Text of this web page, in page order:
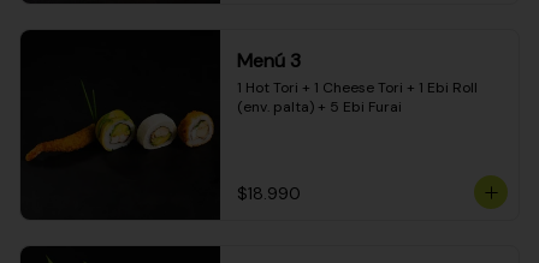
Menú 3
1 Hot Tori + 1 Cheese Tori + 1 Ebi Roll
(env. palta) + 5 Ebi Furai
$18.990